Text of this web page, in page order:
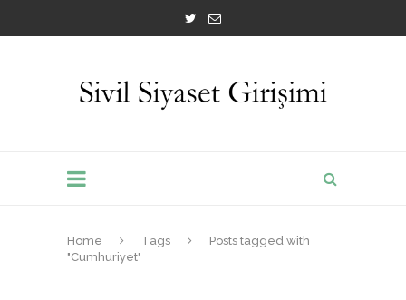
Home Tags
Posts tagged with
"Cumhuriyet"